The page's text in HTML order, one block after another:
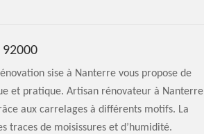
92000
sise à Nanterre vous propose de
et pratique. Artisan rénovateur à Nanterre
aux carrelages à différents motifs. La
traces de moisissures et d’humidité.